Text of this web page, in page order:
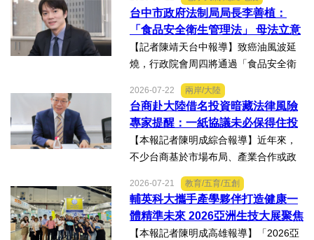
燒傷，在加護病房搶救超過兩個月，並
歷經在陽光基金會近一年的漫長復復健
及陪伴下，芸芸將於八月重返...
台中市政府法制局局長李善植：
「食品安全衛生管理法」 母法立意
良善但子法標準過於寬鬆、處罰欠
缺嚇阻力、第一線缺乏足夠的人力
【記者陳靖天台中報導】致癌油風波延
燒，行政院會周四將通過「食品安全衛
生管理法」修法。行政院長卓榮泰20日
說明十大修法重點，其中增訂地方主管
機關風險導向查核機制、強化業者異常
通報責任及加重通報不實處...
2026-07-22 兩岸/大陸
台商赴大陸借名投資暗藏法律風險
專家提醒：一紙協議未必保得住投
資權益
【本報記者陳明成綜合報導】近年來，
不少台商基於市場布局、產業合作或政
策因素，選擇透過隱名投資方式中國大
陸。然而，看似便利的投資模式，卻可
能隱藏股權歸屬、投資收益、經營控制
權及法律責任等風險，一旦...
2026-07-21 教育/五育/五創
輔英科大攜手產學夥伴打造健康一
體精準未來 2026亞洲生技大展聚焦
精準健康創新實力
【本報記者陳明成高雄報導】「2026亞